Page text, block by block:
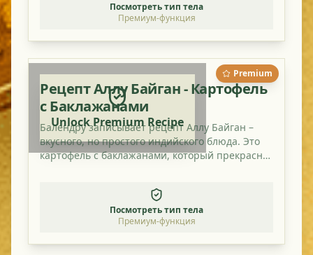
Посмотреть тип тела
Премиум-функция
Premium
Unlock Premium Recipe
Рецепт Аллу Байган - Картофель
с Баклажанами
Балендру записывает рецепт Аллу Байган –
вкусного, но простого индийского блюда. Это
картофель с баклажанами, который прекрасно
Посмотреть тип тела
Премиум-функция